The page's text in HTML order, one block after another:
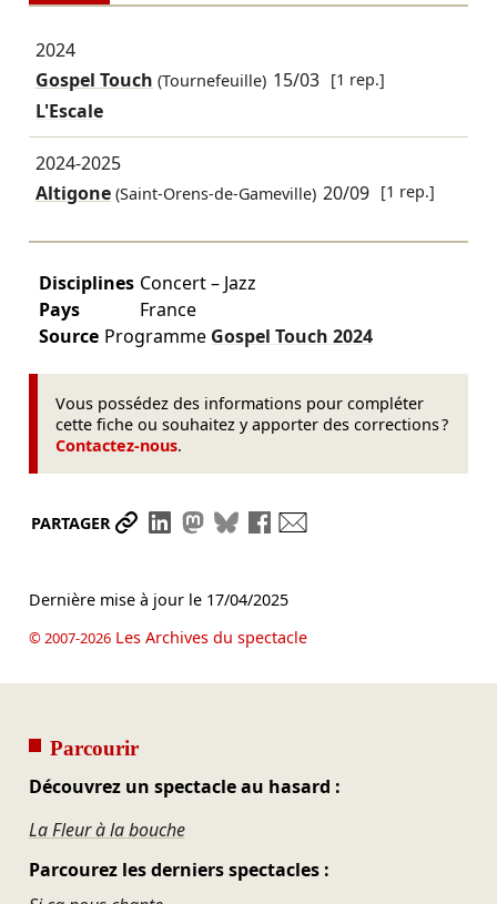
2024
Gospel Touch (Tournefeuille) 15/03 [1 rep.]
L'Escale
2024-2025
Altigone(Saint-Orens-de-Gameville) 20/09 [1 rep.]
Disciplines Concert – Jazz
Pays
France
Source Programme Gospel Touch 2024
Vous possédez des informations pour compléter
cette fiche ou souhaitez y apporter des corrections ?
Contactez-nous.
PARTAGER Partager le lien
Partager sur LinkedIn
Partager sur Mastodon
Partager sur Bluesky
Partager sur Facebook
Dernière mise à jour le 17/04/2025
© 2007-2026Les Archives du spectacle
Parcourir
Découvrez un spectacle au hasard :
La Fleur à la bouche
Parcourez les derniers spectacles :